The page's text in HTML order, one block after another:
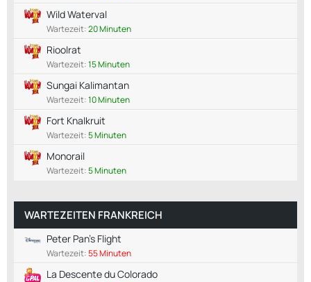
Wild Waterval
Wartezeit:20 Minuten
Rioolrat
Wartezeit:15 Minuten
Sungai Kalimantan
Wartezeit:10 Minuten
Fort Knalkruit
Wartezeit:5 Minuten
Monorail
Wartezeit:5 Minuten
WARTEZEITEN FRANKREICH
Peter Pan's Flight
Wartezeit:55 Minuten
La Descente du Colorado